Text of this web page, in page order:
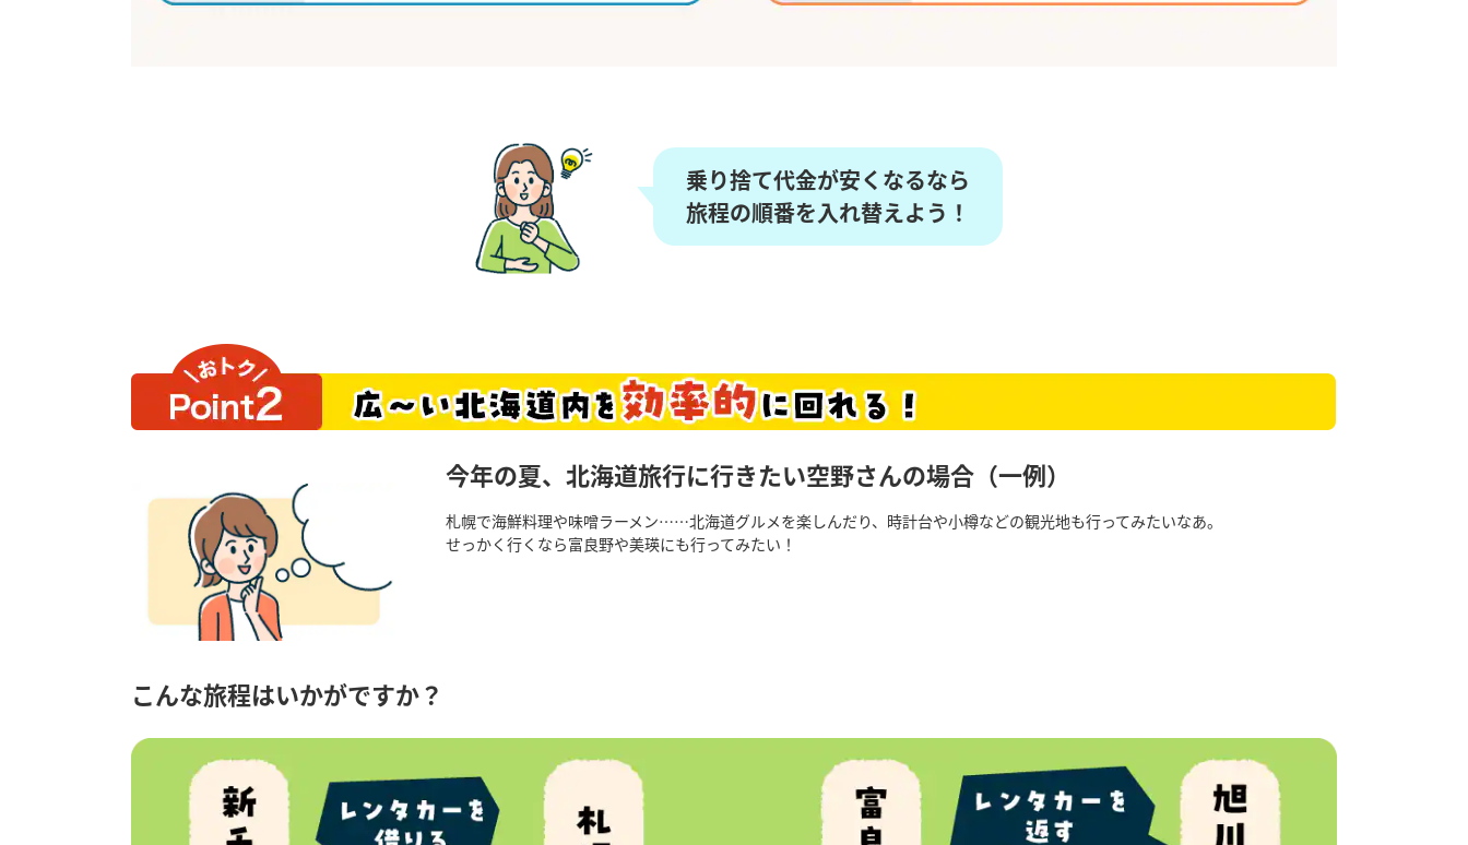
乗り捨て代金が安くなるなら
旅程の順番を入れ替えよう！
今年の夏、北海道旅行に行きたい空野さんの場合（一例）
札幌で海鮮料理や味噌ラーメン……北海道グルメを楽しんだり、時計台や小樽などの観光地も行ってみたいなあ。
せっかく行くなら富良野や美瑛にも行ってみたい！
こんな旅程はいかがですか？